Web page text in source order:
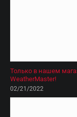
​Только в нашем
WeatherMaster!
02/21/2022